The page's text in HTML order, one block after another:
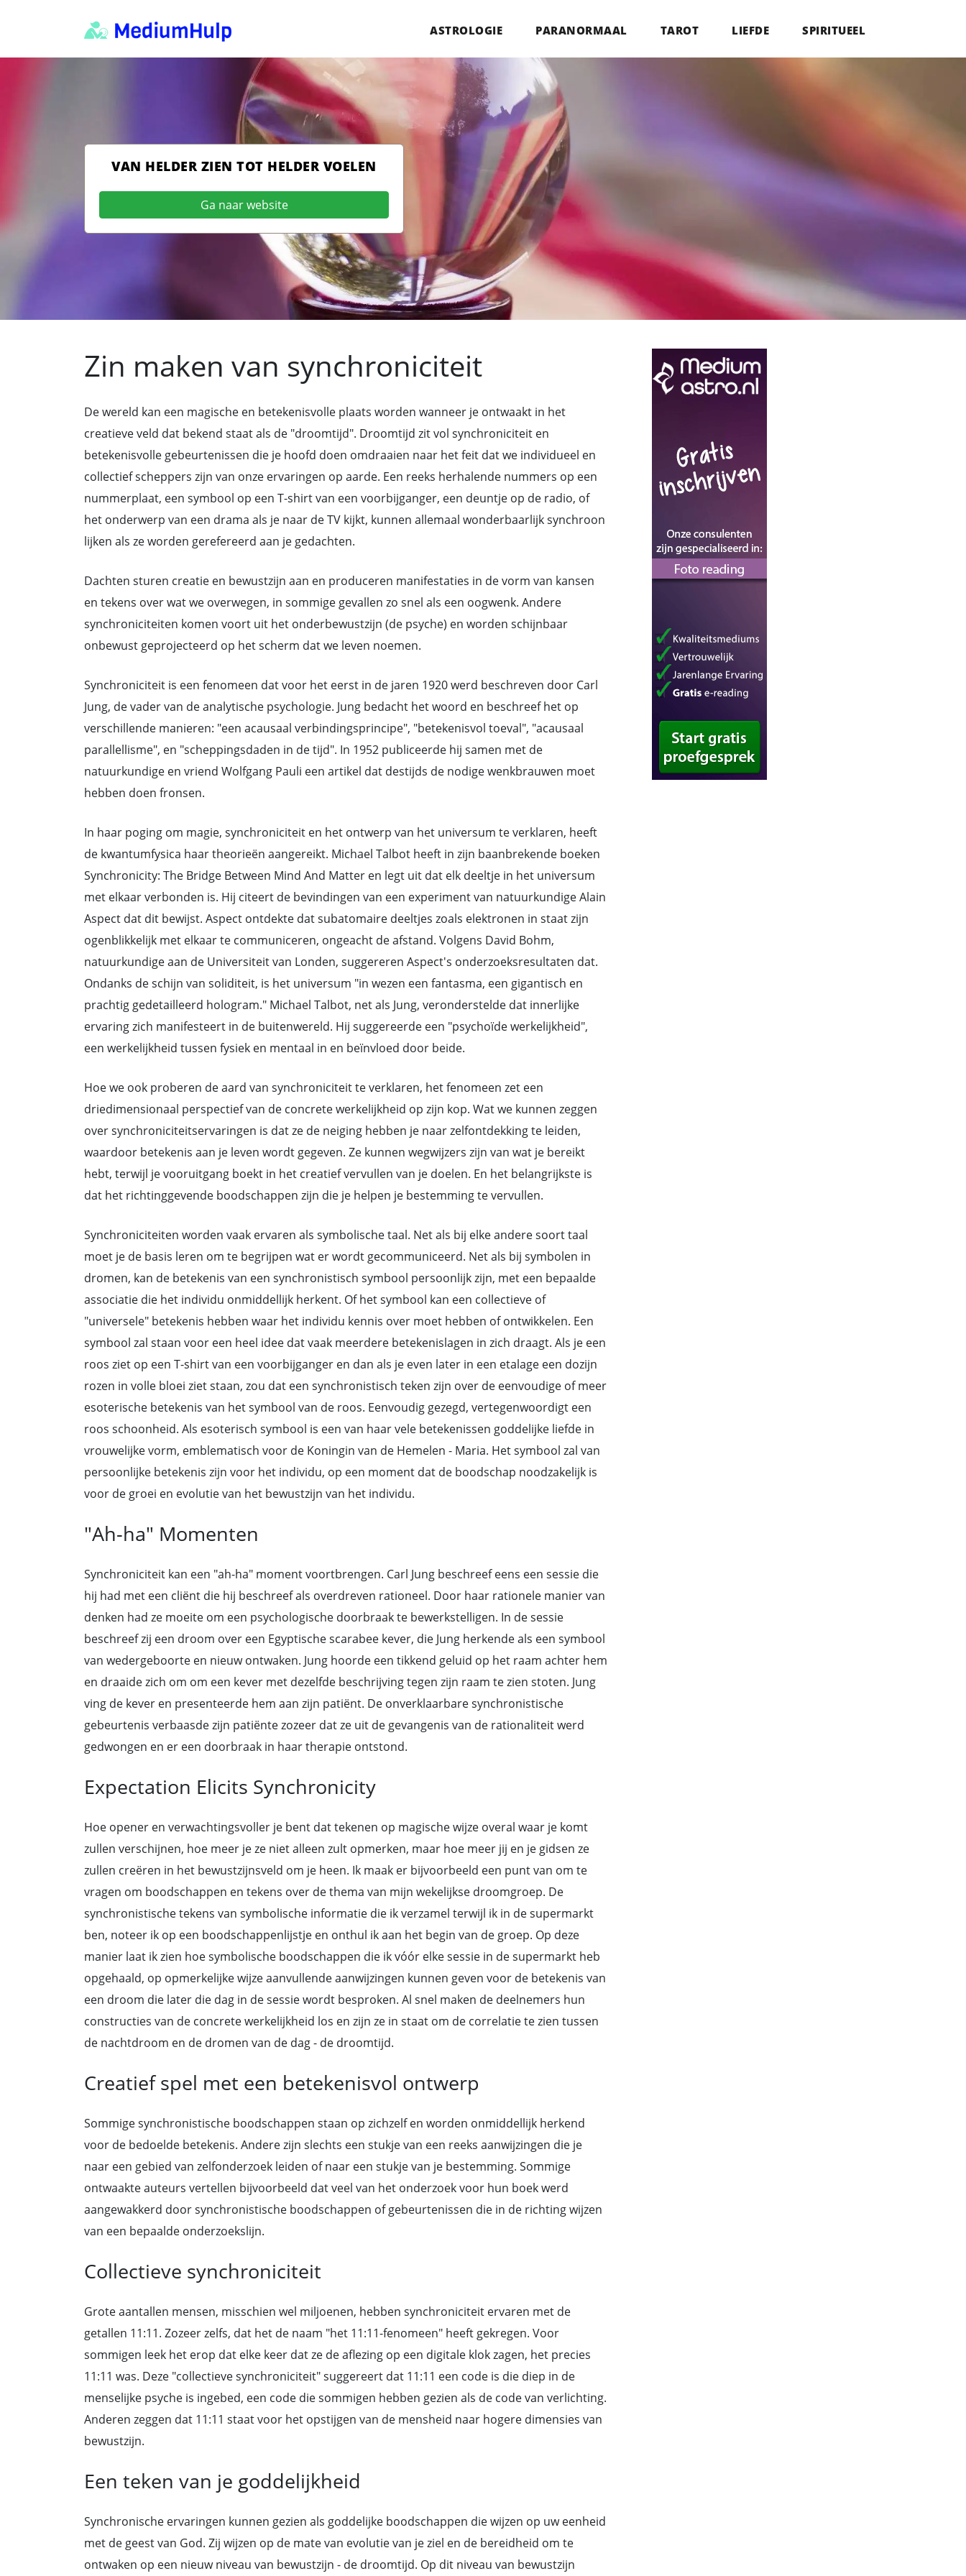
ASTROLOGIE PARANORMAAL TAROT LIEFDE SPIRITUEEL
VAN HELDER ZIEN TOT HELDER VOELEN
Ga naar website
Zin maken van synchroniciteit
De wereld kan een magische en betekenisvolle plaats worden wanneer je ontwaakt in het
creatieve veld dat bekend staat als de "droomtijd". Droomtijd zit vol synchroniciteit en
betekenisvolle gebeurtenissen die je hoofd doen omdraaien naar het feit dat we individueel en
collectief scheppers zijn van onze ervaringen op aarde. Een reeks herhalende nummers op een
nummerplaat, een symbool op een T-shirt van een voorbijganger, een deuntje op de radio, of
het onderwerp van een drama als je naar de TV kijkt, kunnen allemaal wonderbaarlijk synchroon
lijken als ze worden gerefereerd aan je gedachten.
Dachten sturen creatie en bewustzijn aan en produceren manifestaties in de vorm van kansen
en tekens over wat we overwegen, in sommige gevallen zo snel als een oogwenk. Andere
synchroniciteiten komen voort uit het onderbewustzijn (de psyche) en worden schijnbaar
onbewust geprojecteerd op het scherm dat we leven noemen.
Synchroniciteit is een fenomeen dat voor het eerst in de jaren 1920 werd beschreven door Carl
Jung, de vader van de analytische psychologie. Jung bedacht het woord en beschreef het op
verschillende manieren: "een acausaal verbindingsprincipe", "betekenisvol toeval", "acausaal
parallellisme", en "scheppingsdaden in de tijd". In 1952 publiceerde hij samen met de
natuurkundige en vriend Wolfgang Pauli een artikel dat destijds de nodige wenkbrauwen moet
hebben doen fronsen.
In haar poging om magie, synchroniciteit en het ontwerp van het universum te verklaren, heeft
de kwantumfysica haar theorieën aangereikt. Michael Talbot heeft in zijn baanbrekende boeken
Synchronicity: The Bridge Between Mind And Matter en legt uit dat elk deeltje in het universum
met elkaar verbonden is. Hij citeert de bevindingen van een experiment van natuurkundige Alain
Aspect dat dit bewijst. Aspect ontdekte dat subatomaire deeltjes zoals elektronen in staat zijn
ogenblikkelijk met elkaar te communiceren, ongeacht de afstand. Volgens David Bohm,
natuurkundige aan de Universiteit van Londen, suggereren Aspect's onderzoeksresultaten dat.
Ondanks de schijn van soliditeit, is het universum "in wezen een fantasma, een gigantisch en
prachtig gedetailleerd hologram." Michael Talbot, net als Jung, veronderstelde dat innerlijke
ervaring zich manifesteert in de buitenwereld. Hij suggereerde een "psychoïde werkelijkheid",
een werkelijkheid tussen fysiek en mentaal in en beïnvloed door beide.
Hoe we ook proberen de aard van synchroniciteit te verklaren, het fenomeen zet een
driedimensionaal perspectief van de concrete werkelijkheid op zijn kop. Wat we kunnen zeggen
over synchroniciteitservaringen is dat ze de neiging hebben je naar zelfontdekking te leiden,
waardoor betekenis aan je leven wordt gegeven. Ze kunnen wegwijzers zijn van wat je bereikt
hebt, terwijl je vooruitgang boekt in het creatief vervullen van je doelen. En het belangrijkste is
dat het richtinggevende boodschappen zijn die je helpen je bestemming te vervullen.
Synchroniciteiten worden vaak ervaren als symbolische taal. Net als bij elke andere soort taal
moet je de basis leren om te begrijpen wat er wordt gecommuniceerd. Net als bij symbolen in
dromen, kan de betekenis van een synchronistisch symbool persoonlijk zijn, met een bepaalde
associatie die het individu onmiddellijk herkent. Of het symbool kan een collectieve of
"universele" betekenis hebben waar het individu kennis over moet hebben of ontwikkelen. Een
symbool zal staan voor een heel idee dat vaak meerdere betekenislagen in zich draagt. Als je een
roos ziet op een T-shirt van een voorbijganger en dan als je even later in een etalage een dozijn
rozen in volle bloei ziet staan, zou dat een synchronistisch teken zijn over de eenvoudige of meer
esoterische betekenis van het symbool van de roos. Eenvoudig gezegd, vertegenwoordigt een
roos schoonheid. Als esoterisch symbool is een van haar vele betekenissen goddelijke liefde in
vrouwelijke vorm, emblematisch voor de Koningin van de Hemelen - Maria. Het symbool zal van
persoonlijke betekenis zijn voor het individu, op een moment dat de boodschap noodzakelijk is
voor de groei en evolutie van het bewustzijn van het individu.
"Ah-ha" Momenten
Synchroniciteit kan een "ah-ha" moment voortbrengen. Carl Jung beschreef eens een sessie die
hij had met een cliënt die hij beschreef als overdreven rationeel. Door haar rationele manier van
denken had ze moeite om een psychologische doorbraak te bewerkstelligen. In de sessie
beschreef zij een droom over een Egyptische scarabee kever, die Jung herkende als een symbool
van wedergeboorte en nieuw ontwaken. Jung hoorde een tikkend geluid op het raam achter hem
en draaide zich om om een kever met dezelfde beschrijving tegen zijn raam te zien stoten. Jung
ving de kever en presenteerde hem aan zijn patiënt. De onverklaarbare synchronistische
gebeurtenis verbaasde zijn patiënte zozeer dat ze uit de gevangenis van de rationaliteit werd
gedwongen en er een doorbraak in haar therapie ontstond.
Expectation Elicits Synchronicity
Hoe opener en verwachtingsvoller je bent dat tekenen op magische wijze overal waar je komt
zullen verschijnen, hoe meer je ze niet alleen zult opmerken, maar hoe meer jij en je gidsen ze
zullen creëren in het bewustzijnsveld om je heen. Ik maak er bijvoorbeeld een punt van om te
vragen om boodschappen en tekens over de thema van mijn wekelijkse droomgroep. De
synchronistische tekens van symbolische informatie die ik verzamel terwijl ik in de supermarkt
ben, noteer ik op een boodschappenlijstje en onthul ik aan het begin van de groep. Op deze
manier laat ik zien hoe symbolische boodschappen die ik vóór elke sessie in de supermarkt heb
opgehaald, op opmerkelijke wijze aanvullende aanwijzingen kunnen geven voor de betekenis van
een droom die later die dag in de sessie wordt besproken. Al snel maken de deelnemers hun
constructies van de concrete werkelijkheid los en zijn ze in staat om de correlatie te zien tussen
de nachtdroom en de dromen van de dag - de droomtijd.
Creatief spel met een betekenisvol ontwerp
Sommige synchronistische boodschappen staan op zichzelf en worden onmiddellijk herkend
voor de bedoelde betekenis. Andere zijn slechts een stukje van een reeks aanwijzingen die je
naar een gebied van zelfonderzoek leiden of naar een stukje van je bestemming. Sommige
ontwaakte auteurs vertellen bijvoorbeeld dat veel van het onderzoek voor hun boek werd
aangewakkerd door synchronistische boodschappen of gebeurtenissen die in de richting wijzen
van een bepaalde onderzoekslijn.
Collectieve synchroniciteit
Grote aantallen mensen, misschien wel miljoenen, hebben synchroniciteit ervaren met de
getallen 11:11. Zozeer zelfs, dat het de naam "het 11:11-fenomeen" heeft gekregen. Voor
sommigen leek het erop dat elke keer dat ze de aflezing op een digitale klok zagen, het precies
11:11 was. Deze "collectieve synchroniciteit" suggereert dat 11:11 een code is die diep in de
menselijke psyche is ingebed, een code die sommigen hebben gezien als de code van verlichting.
Anderen zeggen dat 11:11 staat voor het opstijgen van de mensheid naar hogere dimensies van
bewustzijn.
Een teken van je goddelijkheid
Synchronische ervaringen kunnen gezien als goddelijke boodschappen die wijzen op uw eenheid
met de geest van God. Zij wijzen op de mate van evolutie van je ziel en de bereidheid om te
ontwaken op een nieuw niveau van bewustzijn - de droomtijd. Op dit niveau van bewustzijn